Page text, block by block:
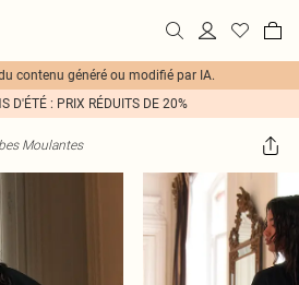
contenu généré ou modifié par IA.
D'ÉTÉ : PRIX RÉDUITS DE 20%
Moulantes